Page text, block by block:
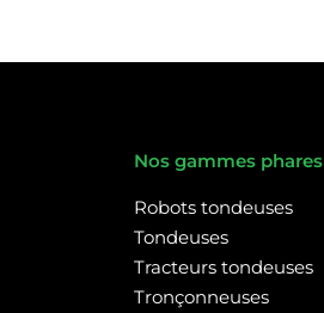
Nos gammes phares
Robots tondeuses
Tondeuses
Tracteurs tondeuses
Tronçonneuses